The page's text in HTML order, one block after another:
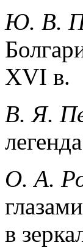
Ю. В.
XVI в.
В. Я.
О. А.
в